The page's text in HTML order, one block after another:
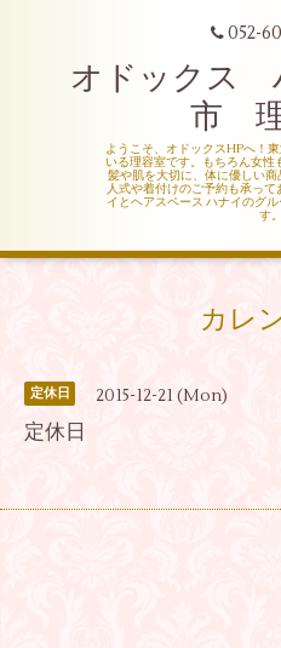
052-
オドックス
市
ようこそ、オドックスHPへ！
いる理容室です。もちろん女性
髪や肌を大切に、体に優しい
人式や着付けのご予約も承っ
イとヘアスペース ハナイのグ
す。
カレ
定休日 2015-12-21 (Mon)
定休日